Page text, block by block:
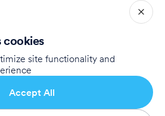
with Us
cookies
site functionality and
Accept All